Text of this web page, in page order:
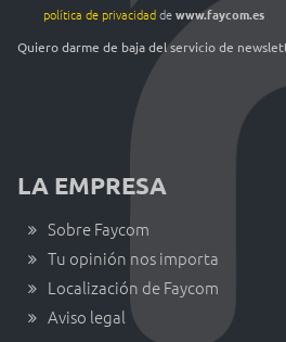
política de privacidaddewww.faycom.es
Quiero darme de baja del servicio de
LA EMPRESA
Sobre Faycom
Tu opinión nos importa
Localización de Faycom
Aviso legal